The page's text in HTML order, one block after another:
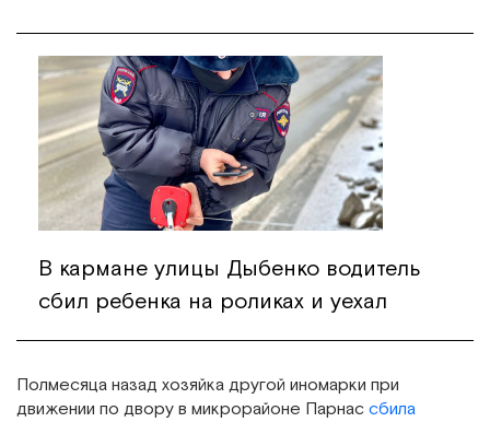
В кармане улицы Дыбенко водитель
сбил ребенка на роликах и уехал
Полмесяца назад хозяйка другой иномарки при
движении по двору в микрорайоне Парнассбила